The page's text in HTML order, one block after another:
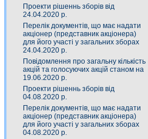
Проекти рішеннь зборів від
24.04.2020 р.
Перелік документів, що має надати
акціонер (представник акціонера)
для його участі у загальних зборах
24.04.2020 р.
Повідомлення про загальну кількість
акцій та голосуючих акцій станом на
19.06.2020 р.
Проекти рішеннь зборів від
04.08.2020 р.
Перелік документів, що має надати
акціонер (представник акціонера)
для його участі у загальних зборах
04.08.2020 р.